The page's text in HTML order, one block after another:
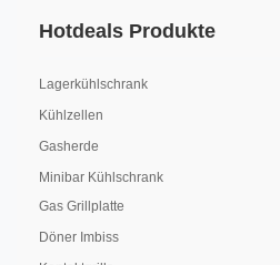
Hotdeals Produkte
Lagerkühlschrank
Kühlzellen
Gasherde
Minibar Kühlschrank
Gas Grillplatte
Döner Imbiss